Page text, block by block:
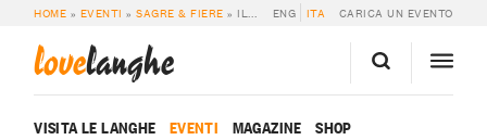
HOME » EVENTI »SAGRE & FIERE » IL BACCANALE DEI BORGHI ENG ITA CARICA UN EVENTO
lovelanghe
VISITA LE LANGHE EVENTI MAGAZINE SHOP